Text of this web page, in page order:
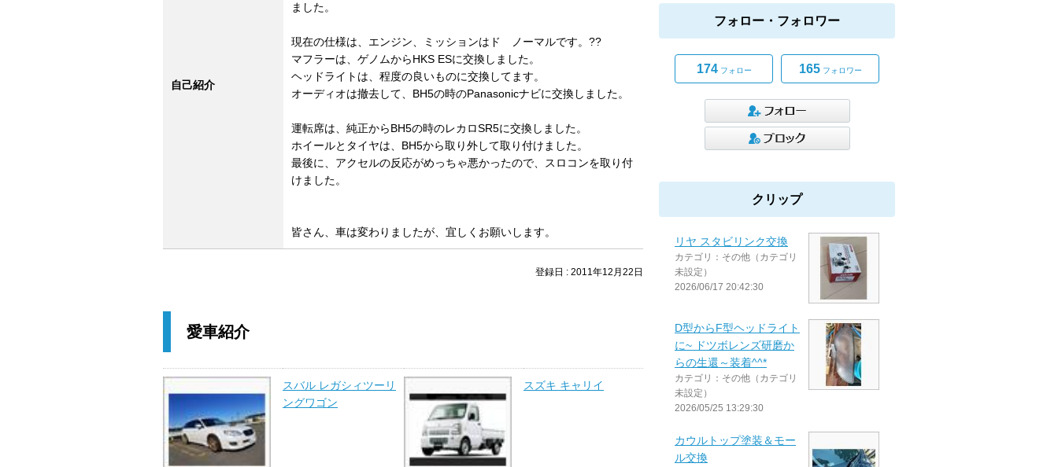
フォロー・フォロワー
174フォロー 165フォロワー
クリップ
リヤ スタビリンク交換
カテゴリ：その他（カテゴリ
未設定）
2026/06/17 20:42:30
D型からF型ヘッドライト
に~ ドツボレンズ研磨か
らの生還～装着^^*
カテゴリ：その他（カテゴリ
未設定）
2026/05/25 13:29:30
カウルトップ塗装＆モー
ル交換
自己紹介
ました。
現在の仕様は、エンジン、ミッションはド ノーマルです。??
マフラーは、ゲノムからHKS ESに交換しました。
ヘッドライトは、程度の良いものに交換してます。
オーディオは撤去して、BH5の時のPanasonicナビに交換しました。
運転席は、純正からBH5の時のレカロSR5に交換しました。
ホイールとタイヤは、BH5から取り外して取り付けました。
最後に、アクセルの反応がめっちゃ悪かったので、スロコンを取り付
けました。
皆さん、車は変わりましたが、宜しくお願いします。
登録日 : 2011年12月22日
愛車紹介
スバル レガシィツーリ
ングワゴン
スズキ キャリイ